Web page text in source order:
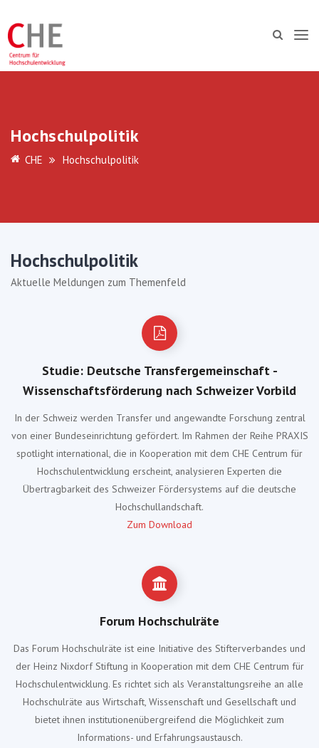
Hochschulpolitik
CHE Hochschulpolitik
Hochschulpolitik
Aktuelle Meldungen zum Themenfeld
Studie: Deutsche Transfergemeinschaft -
Wissenschaftsförderung nach Schweizer Vorbild
In der Schweiz werden Transfer und angewandte Forschung zentral
von einer Bundeseinrichtung gefördert. Im Rahmen der Reihe PRAXIS
spotlight international, die in Kooperation mit dem CHE Centrum für
Hochschulentwicklung erscheint, analysieren Experten die
Übertragbarkeit des Schweizer Fördersystems auf die deutsche
Hochschullandschaft.
Zum Download
Forum Hochschulräte
Das Forum Hochschulräte ist eine Initiative des Stifterverbandes und
der Heinz Nixdorf Stiftung in Kooperation mit dem CHE Centrum für
Hochschulentwicklung. Es richtet sich als Veranstaltungsreihe an alle
Hochschulräte aus Wirtschaft, Wissenschaft und Gesellschaft und
bietet ihnen institutionenübergreifend die Möglichkeit zum
Informations- und Erfahrungsaustausch.